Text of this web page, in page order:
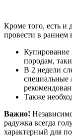
Кроме того, есть и
провести в раннем
Купирование
породам,
В 2 недели
специальные
Также
Важно!
радужка всегда
характерный для